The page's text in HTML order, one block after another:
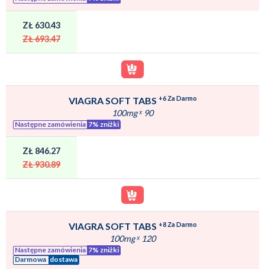
ZŁ 630.43
ZŁ 693.47
VIAGRA SOFT TABS +6 Za Darmo
100mgˣ 90
Następne zamówienia 7% zniżki
ZŁ 846.27
ZŁ 930.89
VIAGRA SOFT TABS +8 Za Darmo
100mgˣ 120
Następne zamówienia 7% zniżki
Darmowa dostawa